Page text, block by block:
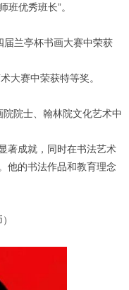
班优秀班长”。
届兰亭杯书画大赛中荣获
大赛中荣获特等奖。
院士、翰林院文化艺术中
著成就，同时在书法艺术
他的书法作品和教育理念